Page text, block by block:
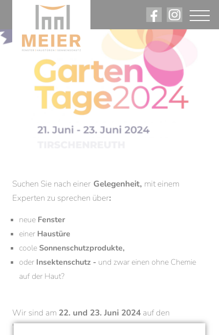
Angebote. Rabatte. Firmennews.
Am Laufenden bleiben.
Suchen Sie nach einer Gelegenheit, mit einem
Experten zu sprechen über:
neue Fenster
einer Haustüre
coole Sonnenschutzprodukte,
oder Insektenschutz - und zwar einen ohne Chemie
auf der Haut?
Wir sind am 22. und 23. Juni 2024 auf den
"Tirschenreuther Garten Tagen 2024" im